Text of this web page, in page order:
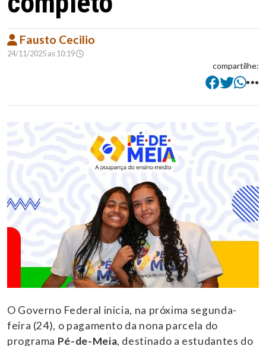
Fausto Cecilio
24/11/2025 as 10:19
compartilhe:
O Governo Federal inicia, na próxima segunda-
feira (24), o pagamento da nona parcela do
programa Pé-de-Meia, destinado a estudantes do